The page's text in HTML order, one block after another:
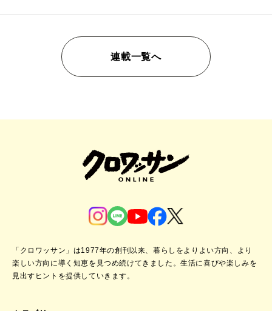
連載一覧へ
「クロワッサン」は1977年の創刊以来、暮らしをよりよい方向、より
楽しい方向に導く知恵を見つめ続けてきました。生活に喜びや楽しみを
見出すヒントを提供していきます。